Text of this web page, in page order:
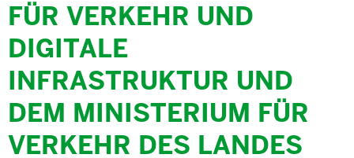
FÜR VERKEHR UND
DIGITALE
INFRASTRUKTUR UND
DEM MINISTERIUM FÜR
VERKEHR DES LANDES